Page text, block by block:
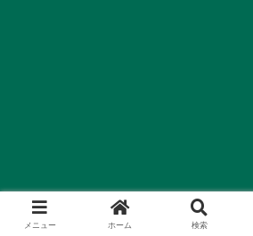
メニュー ホーム 検索